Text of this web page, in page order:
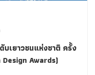
บเยาวชนแห่งชาติ ครั้ง
Awards)